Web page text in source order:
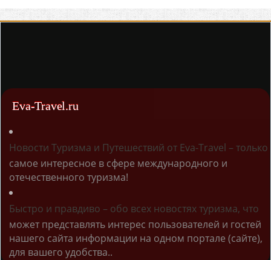
Eva-Travel.ru
Новости Туризма и Путешествий от Eva-Travel – только
самое интересное в сфере международного и
отечественного туризма!
Быстро и правдиво – обо всех новостях туризма, что
может представлять интерес пользователей и гостей
нашего сайта информации на одном портале (сайте),
для вашего удобства..